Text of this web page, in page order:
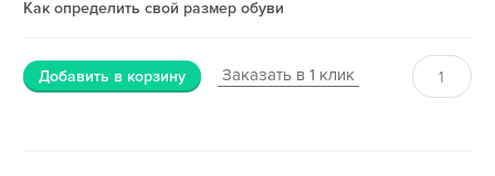
Как определить свой размер обуви
Добавить в корзину Заказать в 1 клик